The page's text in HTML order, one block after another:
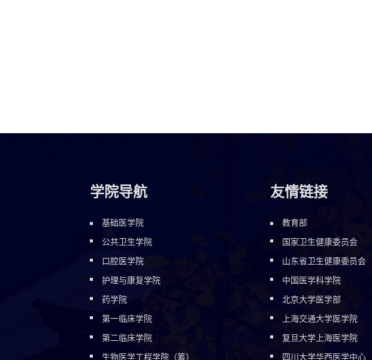
学院导航
基础医学院
公共卫生学院
口腔医学院
护理与康复学院
药学院
第一临床学院
第二临床学院
生物医学工程学院（筹）
友情链接
教育部
国家卫生健康委员会
山东省卫生健康委员会
中国医学科学院
北京大学医学部
上海交通大学医学院
复旦大学上海医学院
四川大学华西医学中心